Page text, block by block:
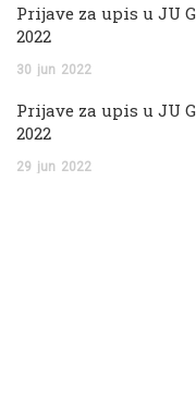
Prijave za upis u JU
2022
30 jun 2022
Prijave za upis u JU
2022
29 jun 2022